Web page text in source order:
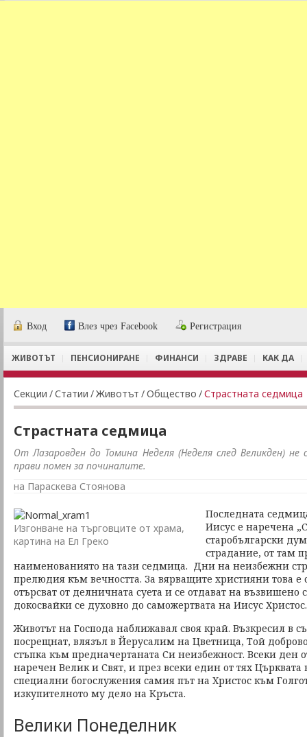
Вход Влез чрез Facebook Регистрация
ЖИВОТЪТ ПЕНСИОНИРАНЕ ФИНАНСИ ЗДРАВЕ КАК ДА
Секции /Статии /Животът /Общество /Страстната седмица
Страстната седмица
От Лазаровден до Томина Неделя (Неделя след Великден)
прави помен за починалите.
на Параскева Стоянова
Изгонване на търговците от храма,
картина на Ел Греко
Последната
Иисус е наречена
старобългарски
страдание, от там
наименованиято на тази седмица. Дни на неизбежни
прелюдия към вечността. За вярващите християни това е
отърсват от делничната суета и се отдават на възвишено
докосвайки се духовно до саможертвата на Иисус Христос.
Животът на Господа наближавал своя край. Възкресил в
посрещнат, влязъл в Йерусалим на Цветница, Той
стъпка към предначертаната Си неизбежност. Всеки ден
наречен Велик и Свят, и през всеки един от тях Църквата
специални богослужения самия път на Христос към
изкупителното му дело на Кръста.
Велики Понеделник